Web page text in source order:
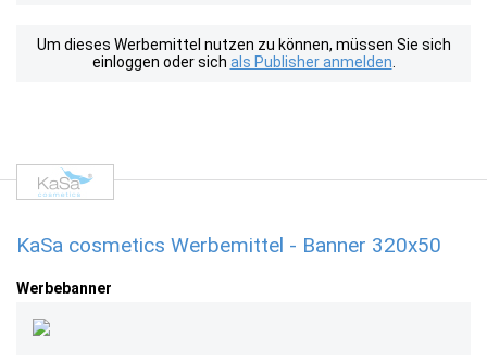
Um dieses Werbemittel nutzen zu können, müssen Sie sich
einloggen oder sich als Publisher anmelden
KaSa cosmetics Werbemittel - Banner 320x50
Werbebanner